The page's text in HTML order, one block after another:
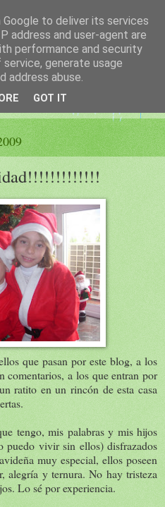
palabras
MORENO
que pasan por este blog, a los
comentarios, a los que entran por
ratito en un rincón de esta casa
tengo, mis palabras y mis hijos
puedo vivir sin ellos) disfrazados
muy especial, ellos poseen
alegría y ternura. No hay tristeza
Lo sé por experiencia.
to deliver its services
address and user-agent are
performance and security
generate usage
address abuse.
GOT IT